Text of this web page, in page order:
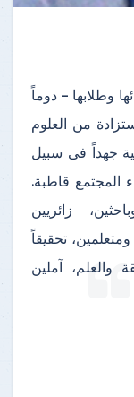
وطلابها – دوماً
من العلوم
جهداً فى سبيل
المجتمع قاطبة.
زائريين
تحقيقاً
والعلم، آملين